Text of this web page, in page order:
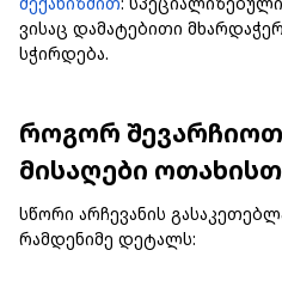
ვისაც დამატებითი
სჭირდება.
როგორ
მისაღები
სწორი არჩევანის
რამდენიმე დეტალს: